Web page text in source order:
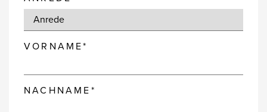
VORNAME*
NACHNAME*